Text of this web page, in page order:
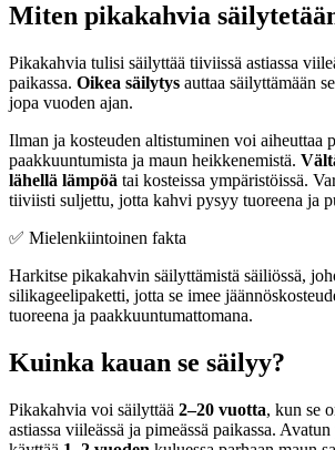
Miten pikakahvia
Pikakahvia tulisi säilyttää tiiviissä astiassa
paikassa. Oikea säilytys auttaa säilyttämään
jopa vuoden ajan.
Ilman ja kosteuden altistuminen voi aiheuttaa
paakkuuntumista ja maun heikkenemistä.
lähellä lämpöä tai kosteissa ympäristöissä.
tiiviisti suljettu, jotta kahvi pysyy tuoreena ja
✅ Mielenkiintoinen fakta
Harkitse pikakahvin säilyttämistä säiliössä,
silikageelipaketti, jotta se imee
tuoreena ja paakkuuntumattomana.
Kuinka kauan se säilyy?
Pikakahvia voi säilyttää 2–20 vuotta, kun se
astiassa viileässä ja pimeässä paikassa.